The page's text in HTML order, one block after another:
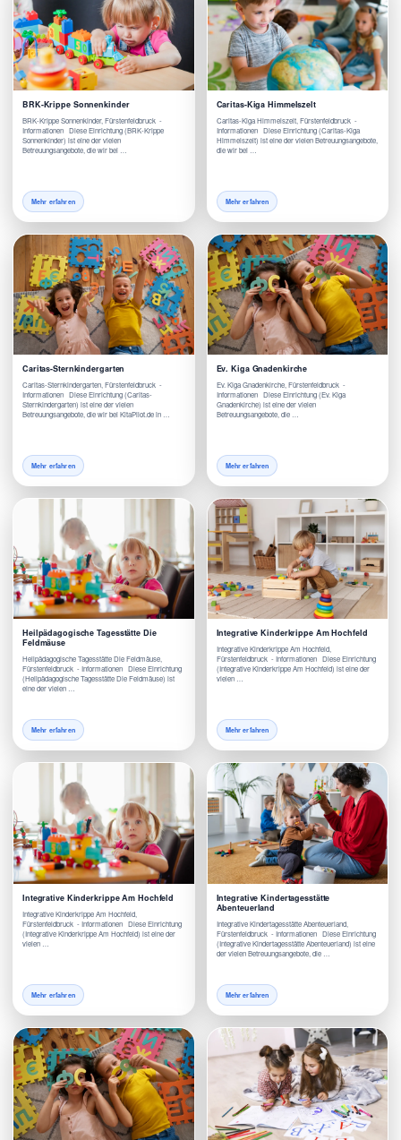
BRK-Krippe Sonnenkinder
BRK-Krippe Sonnenkinder, Fürstenfeldbruck -
Informationen Diese Einrichtung (BRK-Krippe
Sonnenkinder) ist eine der vielen
Betreuungsangebote, die wir bei …
Mehr erfahren
Caritas-Kiga Himmelszelt
Caritas-Kiga Himmelszelt, Fürstenfeldbruck -
Informationen Diese Einrichtung (Caritas-Kiga
Himmelszelt) ist eine der vielen Betreuungsangebote,
die wir bei …
Mehr erfahren
Caritas-Sternkindergarten
Caritas-Sternkindergarten, Fürstenfeldbruck -
Informationen Diese Einrichtung (Caritas-
Sternkindergarten) ist eine der vielen
Betreuungsangebote, die wir bei KitaPilot.de in …
Mehr erfahren
Ev. Kiga Gnadenkirche
Ev. Kiga Gnadenkirche, Fürstenfeldbruck -
Informationen Diese Einrichtung (Ev. Kiga
Gnadenkirche) ist eine der vielen
Betreuungsangebote, die …
Mehr erfahren
Heilpädagogische Tagesstätte Die
Feldmäuse
Heilpädagogische Tagesstätte Die Feldmäuse,
Fürstenfeldbruck - Informationen Diese Einrichtung
(Heilpädagogische Tagesstätte Die Feldmäuse) ist
eine der vielen …
Mehr erfahren
Integrative Kinderkrippe Am Hochfeld
Integrative Kinderkrippe Am Hochfeld,
Fürstenfeldbruck - Informationen Diese Einrichtung
(Integrative Kinderkrippe Am Hochfeld) ist eine der
vielen …
Mehr erfahren
Integrative Kinderkrippe Am Hochfeld
Integrative Kinderkrippe Am Hochfeld,
Fürstenfeldbruck - Informationen Diese Einrichtung
(Integrative Kinderkrippe Am Hochfeld) ist eine der
vielen …
Mehr erfahren
Integrative Kindertagesstätte
Abenteuerland
Integrative Kindertagesstätte Abenteuerland,
Fürstenfeldbruck - Informationen Diese Einrichtung
(Integrative Kindertagesstätte Abenteuerland) ist eine
der vielen Betreuungsangebote, die …
Mehr erfahren